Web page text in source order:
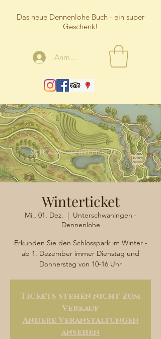
Das neue Dennenlohe Buch - ein super
Geschenk!
Anmelden
Schloss Dennenlohe
Winterticket
Mi., 01. Dez.
  |
Unterschwaningen -
Dennenlohe
Erkunden Sie den Schlosspark im Winter -
ab 1. Dezember immer Dienstag und
Donnerstag von 10-16 Uhr
Tickets stehen nicht zum
Verkauf
Andere Veranstaltungen
ansehen